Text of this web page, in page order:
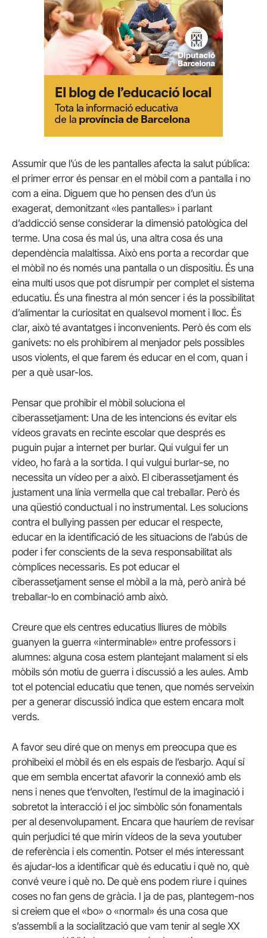
Assumir que l’ús de les pantalles afecta la salut pública:
el primer error és pensar en el mòbil com a pantalla i no
com a eina. Diguem que ho pensen des d’un ús
exagerat, demonitzant «les pantalles» i parlant
d’addicció sense considerar la dimensió patològica del
terme. Una cosa és mal ús, una altra cosa és una
dependència malaltissa. Això ens porta a recordar que
el mòbil no és només una pantalla o un dispositiu. És una
eina multi usos que pot disrumpir per complet el sistema
educatiu. És una finestra al món sencer i és la possibilitat
d’alimentar la curiositat en qualsevol moment i lloc. És
clar, això té avantatges i inconvenients. Però és com els
ganivets: no els prohibirem al menjador pels possibles
usos violents, el que farem és educar en el com, quan i
per a què usar-los.
Pensar que prohibir el mòbil soluciona el
ciberassetjament: Una de les intencions és evitar els
vídeos gravats en recinte escolar que després es
puguin pujar a internet per burlar. Qui vulgui fer un
vídeo, ho farà a la sortida. I qui vulgui burlar-se, no
necessita un vídeo per a això. El ciberassetjament és
justament una línia vermella que cal treballar. Però és
una qüestió conductual i no instrumental. Les solucions
contra el bullying passen per educar el respecte,
educar en la identificació de les situacions de l’abús de
poder i fer conscients de la seva responsabilitat als
còmplices necessaris. Es pot educar el
ciberassetjament sense el mòbil a la mà, però anirà bé
treballar-lo en combinació amb això.
Creure que els centres educatius lliures de mòbils
guanyen la guerra «interminable» entre professors i
alumnes: alguna cosa estem plantejant malament si els
mòbils són motiu de guerra i discussió a les aules. Amb
tot el potencial educatiu que tenen, que només serveixin
per a generar discussió indica que estem encara molt
verds.
A favor seu diré que on menys em preocupa que es
prohibeixi el mòbil és en els espais de l’esbarjo. Aquí sí
que em sembla encertat afavorir la connexió amb els
nens i nenes que t’envolten, l’estímul de la imaginació i
sobretot la interacció i el joc simbòlic són fonamentals
per al desenvolupament. Encara que hauríem de revisar
quin perjudici té que mirin vídeos de la seva youtuber
de referència i els comentin. Potser el més interessant
és ajudar-los a identificar què és educatiu i què no, què
convé veure i què no. De què ens podem riure i quines
coses no fan gens de gràcia. I ja de pas, plantegem-nos
si creiem que el «bo» o «normal» és una cosa que
s’assembli a la socialització que vam tenir al segle XX